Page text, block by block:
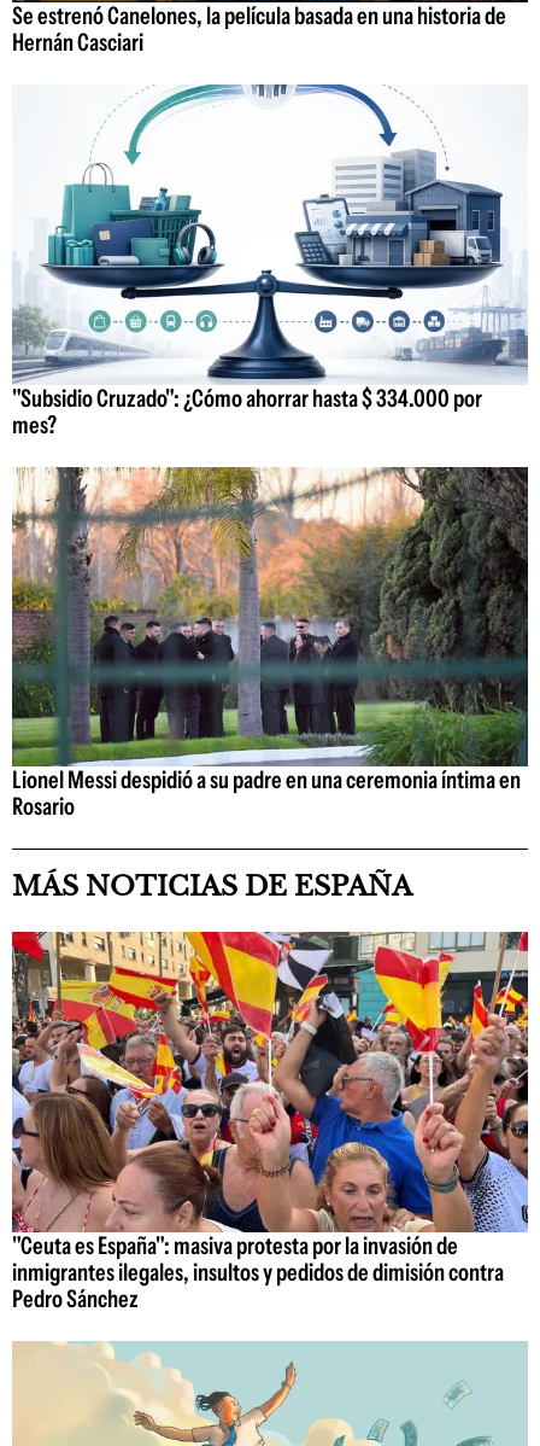
Se estrenó Canelones, la película basada en una historia de
Hernán Casciari
"Subsidio Cruzado": ¿Cómo ahorrar hasta $ 334.000 por
mes?
Lionel Messi despidió a su padre en una ceremonia íntima en
Rosario
MÁS NOTICIAS DE ESPAÑA
"Ceuta es España": masiva protesta por la invasión de
inmigrantes ilegales, insultos y pedidos de dimisión contra
Pedro Sánchez